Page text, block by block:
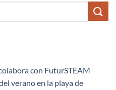
con FuturSTEAM
verano en la playa de